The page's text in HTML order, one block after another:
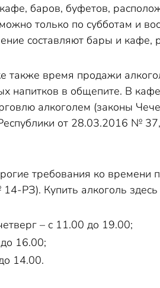
баров, буфетов,
только по субботам и
составляют бары и кафе,
также время продажи
напитков в общепите. В
алкоголем (законы
от 28.03.2016 №
требования ко времени
РЗ). Купить алкоголь
– с 11.00 до 19.00;
16.00;
14.00.